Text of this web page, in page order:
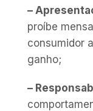
–
proíbe
consumidor
ganho;
–